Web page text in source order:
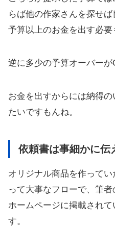
らば他の作家さんを探せ
予算以上のお金を出す必要
逆に多少の予算オーバーが
お金を出すからには納得
たいですもんね。
依頼書は事細かに伝
オリジナル商品を作って
って大事なフローで、筆
ホームページに掲載され
す。